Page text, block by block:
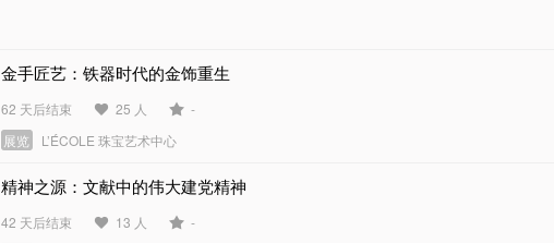
金手匠艺：铁器时代的金饰重生
62 天后结束 25 人
-
展览
L’ÉCOLE 珠宝艺术中心
精神之源：文献中的伟大建党精神
42 天后结束 13 人
-